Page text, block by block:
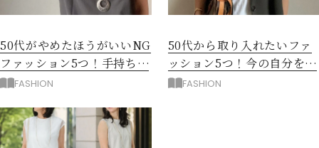
50代がやめたほうがいいNG
ファッション5つ！手持ち服
を見直すコツ
FASHION
50代から取り入れたいファ
ッション5つ！今の自分をき
れいに見せる服選び
FASHION